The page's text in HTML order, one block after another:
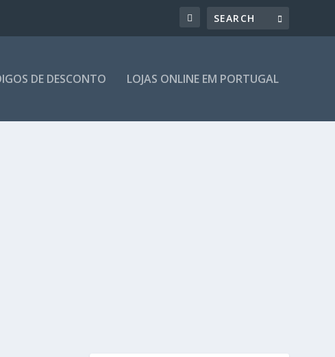
DE DESCONTO LOJAS ONLINE EM PORTUGAL